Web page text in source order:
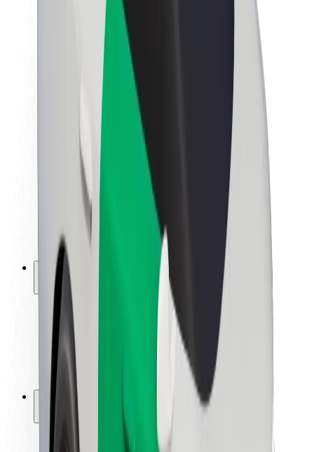
Sustentabilidade na Bolt
Projeto Zero
Sala de imprensa
Diretrizes da marca
Relações com investidores
Liderança
Marca
Imprensa
Fundo Urbano
Segurança
Segurança dos passageiros
Segurança dos motoristas
Segurança das trotinetes
Safety Lab
Cidades
Localizações